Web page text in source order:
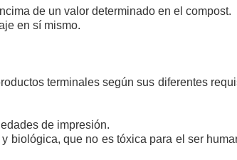
de un valor determinado en el compost.
en sí mismo.
terminales según sus diferentes
de impresión.
biológica, que no es tóxica para el ser